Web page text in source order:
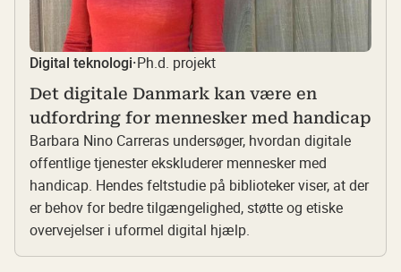
Digital teknologi·Ph.d. projekt
Det digitale Danmark kan være en
udfordring for mennesker med handicap
Barbara Nino Carreras undersøger, hvordan digitale
offentlige tjenester ekskluderer mennesker med
handicap. Hendes feltstudie på biblioteker viser, at der
er behov for bedre tilgængelighed, støtte og etiske
overvejelser i uformel digital hjælp.